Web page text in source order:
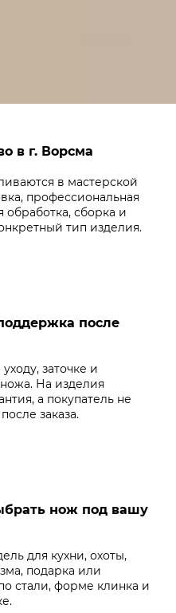
в г. Ворсма
в мастерской
профессиональная
обработка, сборка и
тип изделия.
после
заточке и
На изделия
а покупатель не
заказа.
нож под вашу
для кухни, охоты,
подарка или
стали, форме клинка и